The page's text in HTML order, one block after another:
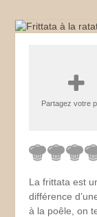
Partagez votre
La frittata est
différence
à la poêle, on